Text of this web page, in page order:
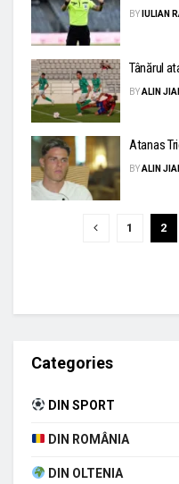
BY IULIAN
Tânărul
BYALIN
Atanas
BYALIN
1 2
Categories
DIN SPORT
DIN ROMÂNIA
DIN OLTENIA